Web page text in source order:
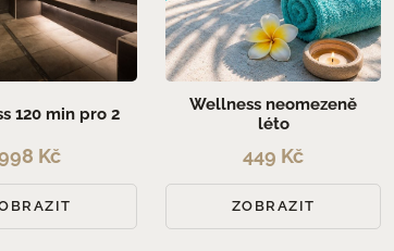
120 min pro 2
Kč
Wellness neomezeně
léto
449 Kč
ZOBRAZIT